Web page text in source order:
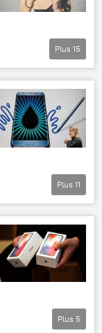
Plus 15
Plus 11
Plus 5